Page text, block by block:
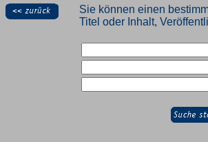
Sie können einen
Titel oder Inhalt,